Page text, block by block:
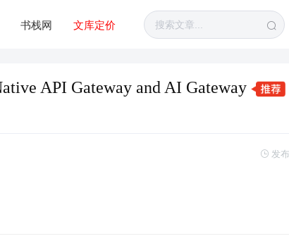
书栈网 文库定价
API Gateway and AI Gateway
发